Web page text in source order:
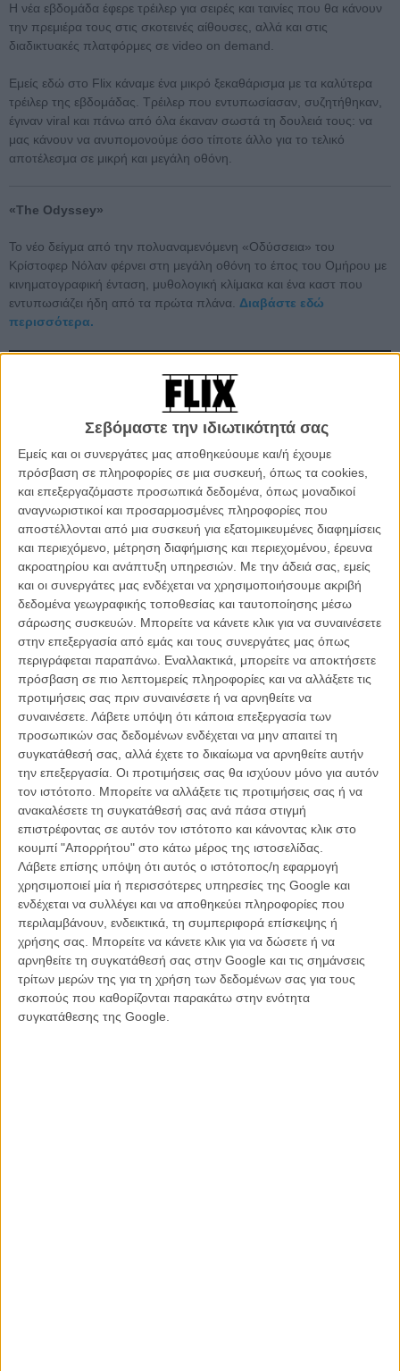
Σεβόμαστε την ιδιωτικότητά σας
Εμείς και οι συνεργάτες μας αποθηκεύουμε και/ή έχουμε
πρόσβαση σε πληροφορίες σε μια συσκευή, όπως τα cookies,
και επεξεργαζόμαστε προσωπικά δεδομένα, όπως μοναδικοί
αναγνωριστικοί και προσαρμοσμένες πληροφορίες που
αποστέλλονται από μια συσκευή για εξατομικευμένες διαφημίσεις
και περιεχόμενο, μέτρηση διαφήμισης και περιεχομένου, έρευνα
ακροατηρίου και ανάπτυξη υπηρεσιών. Με την άδειά σας, εμείς
και οι συνεργάτες μας ενδέχεται να χρησιμοποιήσουμε ακριβή
δεδομένα γεωγραφικής τοποθεσίας και ταυτοποίησης μέσω
σάρωσης συσκευών. Μπορείτε να κάνετε κλικ για να συναινέσετε
στην επεξεργασία από εμάς και τους συνεργάτες μας όπως
περιγράφεται παραπάνω. Εναλλακτικά, μπορείτε να αποκτήσετε
πρόσβαση σε πιο λεπτομερείς πληροφορίες και να αλλάξετε τις
προτιμήσεις σας πριν συναινέσετε ή να αρνηθείτε να
συναινέσετε. Λάβετε υπόψη ότι κάποια επεξεργασία των
προσωπικών σας δεδομένων ενδέχεται να μην απαιτεί τη
συγκατάθεσή σας, αλλά έχετε το δικαίωμα να αρνηθείτε αυτήν
την επεξεργασία. Οι προτιμήσεις σας θα ισχύουν μόνο για αυτόν
τον ιστότοπο. Μπορείτε να αλλάξετε τις προτιμήσεις σας ή να
ανακαλέσετε τη συγκατάθεσή σας ανά πάσα στιγμή
επιστρέφοντας σε αυτόν τον ιστότοπο και κάνοντας κλικ στο
κουμπί "Απορρήτου" στο κάτω μέρος της ιστοσελίδας.
Λάβετε επίσης υπόψη ότι αυτός ο ιστότοπος/η εφαρμογή
χρησιμοποιεί μία ή περισσότερες υπηρεσίες της Google και
ενδέχεται να συλλέγει και να αποθηκεύει πληροφορίες που
περιλαμβάνουν, ενδεικτικά, τη συμπεριφορά επίσκεψης ή
χρήσης σας. Μπορείτε να κάνετε κλικ για να δώσετε ή να
αρνηθείτε τη συγκατάθεσή σας στην Google και τις σημάνσεις
τρίτων μερών της για τη χρήση των δεδομένων σας για τους
σκοπούς που καθορίζονται παρακάτω στην ενότητα
συγκατάθεσης της Google.
Η νέα εβδομάδα έφερε τρέιλερ για σειρές και ταινίες που θα κάνουν
την πρεμιέρα τους στις σκοτεινές αίθουσες, αλλά και στις
διαδικτυακές πλατφόρμες σε video on demand.
Εμείς εδώ στο Flix κάναμε ένα μικρό ξεκαθάρισμα με τα καλύτερα
τρέιλερ της εβδομάδας. Τρέιλερ που εντυπωσίασαν, συζητήθηκαν,
έγιναν viral και πάνω από όλα έκαναν σωστά τη δουλειά τους: να
μας κάνουν να ανυπομονούμε όσο τίποτε άλλο για το τελικό
αποτέλεσμα σε μικρή και μεγάλη οθόνη.
«The Odyssey»
Το νέο δείγμα από την πολυαναμενόμενη «Οδύσσεια» του
Κρίστοφερ Νόλαν φέρνει στη μεγάλη οθόνη το έπος του Ομήρου με
κινηματογραφική ένταση, μυθολογική κλίμακα και ένα καστ που
εντυπωσιάζει ήδη από τα πρώτα πλάνα. Διαβάστε εδώ
περισσότερα.
«Werwulf»
Ο Ρόμπερτ Εγκερς έχει αποδείξει τα τελευταία χρόνια ότι γνωρίζει
όσο λίγοι πώς να μετατρέπει τους λαϊκούς θρύλους και τη σκοτεινή
μυθολογία σε καθηλωτικές κινηματογραφικές εμπειρίες. Μετά την
επιτυχία του «Νοσφεράτου», ο καταξιωμένος δημιουργός
επιστρέφει στον χώρο του τρόμου παρουσιάζοντας το «Werwulf»,
μια νέα ιστορία που μεταφέρει το κοινό στην Αγγλία του 13ου αιώνα,
εκεί όπου ένας μυστηριώδης θηρευτής βγαίνει από τις σκιές και οι
ιστορίες που μέχρι τότε θεωρούνταν απλοί θρύλοι μετατρέπονται σε
έναν αληθινό εφιάλτη για τους κατοίκους μιας απομονωμένης
κοινότητας.Διαβάστε εδώ περισσότερα.